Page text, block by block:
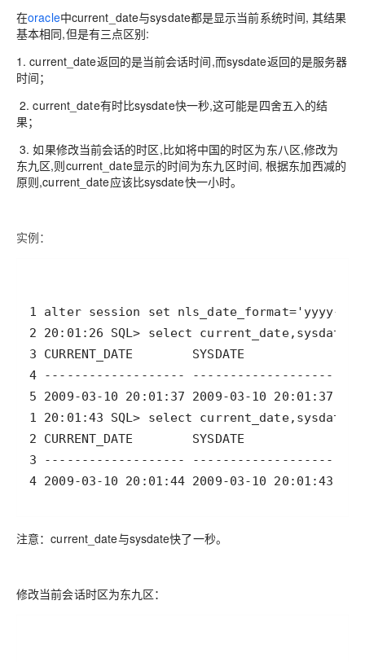
在oracle中current_date与sysdate都是显示当前系统时间, 其结果
基本相同,但是有三点区别:
1. current_date返回的是当前会话时间,而sysdate返回的是服务器
时间；
2. current_date有时比sysdate快一秒,这可能是四舍五入的结
果；
3. 如果修改当前会话的时区,比如将中国的时区为东八区,修改为
东九区,则current_date显示的时间为东九区时间, 根据东加西减的
原则,current_date应该比sysdate快一小时。
实例：
注意：current_date与sysdate快了一秒。
修改当前会话时区为东九区：